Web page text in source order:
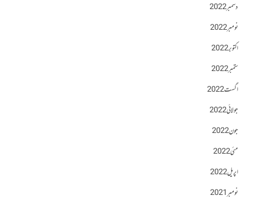
دسمبر 2022
نومبر 2022
اکتوبر 2022
ستمبر 2022
اگست 2022
جولائی 2022
جون 2022
مئی 2022
اپریل 2022
نومبر 2021